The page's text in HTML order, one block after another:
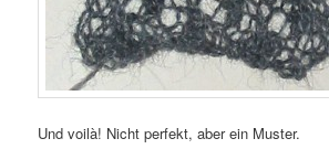
Und voilà! Nicht perfekt, aber ein Muster.